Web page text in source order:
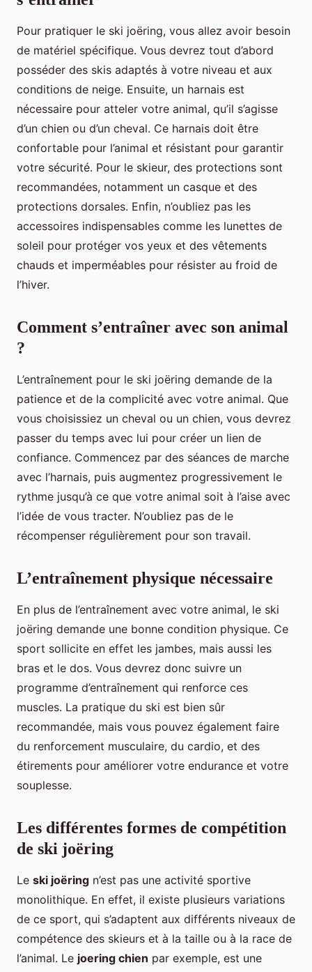
Pour pratiquer le ski joëring, vous allez avoir besoin
de matériel spécifique. Vous devrez tout d’abord
posséder des skis adaptés à votre niveau et aux
conditions de neige. Ensuite, un harnais est
nécessaire pour atteler votre animal, qu’il s’agisse
d’un chien ou d’un cheval. Ce harnais doit être
confortable pour l’animal et résistant pour garantir
votre sécurité. Pour le skieur, des protections sont
recommandées, notamment un casque et des
protections dorsales. Enfin, n’oubliez pas les
accessoires indispensables comme les lunettes de
soleil pour protéger vos yeux et des vêtements
chauds et imperméables pour résister au froid de
l’hiver.
Comment s’entraîner avec son animal
?
L’entraînement pour le ski joëring demande de la
patience et de la complicité avec votre animal. Que
vous choisissiez un cheval ou un chien, vous devrez
passer du temps avec lui pour créer un lien de
confiance. Commencez par des séances de marche
avec l’harnais, puis augmentez progressivement le
rythme jusqu’à ce que votre animal soit à l’aise avec
l’idée de vous tracter. N’oubliez pas de le
récompenser régulièrement pour son travail.
L’entraînement physique nécessaire
En plus de l’entraînement avec votre animal, le ski
joëring demande une bonne condition physique. Ce
sport sollicite en effet les jambes, mais aussi les
bras et le dos. Vous devrez donc suivre un
programme d’entraînement qui renforce ces
muscles. La pratique du ski est bien sûr
recommandée, mais vous pouvez également faire
du renforcement musculaire, du cardio, et des
étirements pour améliorer votre endurance et votre
souplesse.
Les différentes formes de compétition
de ski joëring
Le ski joëring n’est pas une activité sportive
monolithique. En effet, il existe plusieurs variations
de ce sport, qui s’adaptent aux différents niveaux de
compétence des skieurs et à la taille ou à la race de
l’animal. Le joering chien par exemple, est une